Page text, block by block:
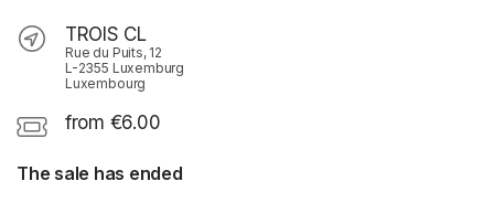
TROIS CL
Rue du Puits, 12
L-2355 Luxemburg
Luxembourg
from €6.00
The sale has ended